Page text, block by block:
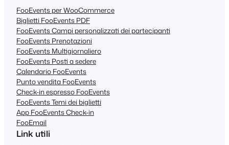
FooEvents per WooCommerce
Biglietti FooEvents PDF
FooEvents Campi personalizzati dei partecipanti
FooEvents Prenotazioni
FooEvents Multigiornaliero
FooEvents Posti a sedere
Calendario FooEvents
Punto vendita FooEvents
Check-in espresso FooEvents
FooEvents Temi dei biglietti
App FooEvents Check-in
FooEmail
Link utili